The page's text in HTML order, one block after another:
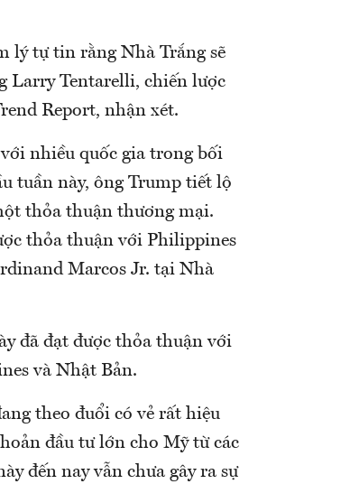
lý tự tin rằng Nhà Trắng sẽ
Larry Tentarelli, chiến lược
Report, nhận xét.
nhiều quốc gia trong bối
tuần này, ông Trump tiết lộ
thỏa thuận thương mại.
thỏa thuận với Philippines
Marcos Jr. tại Nhà
đã đạt được thỏa thuận với
và Nhật Bản.
theo đuổi có vẻ rất hiệu
đầu tư lớn cho Mỹ từ các
đến nay vẫn chưa gây ra sự